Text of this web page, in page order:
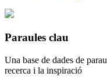
Paraules clau
Una base de dades de
recerca i la inspiració